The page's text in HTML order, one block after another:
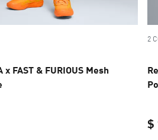
FAST & FURIOUS Mesh
2
$